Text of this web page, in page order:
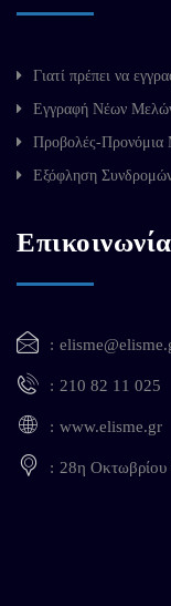
Γιατί πρέπει να
Εγγραφή Νέων
Προβολές-Προνόμια
Εξόφληση
Επικοινωνία
210 82 11 025
www.elisme.gr
28η